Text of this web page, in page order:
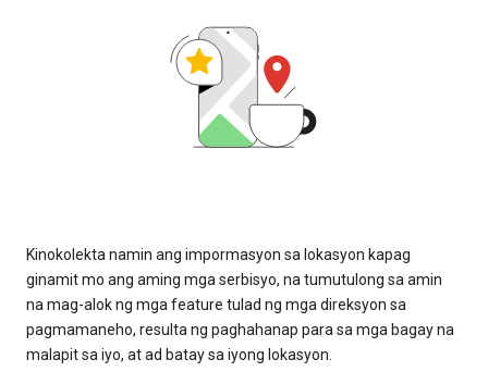
Kinokolekta namin ang impormasyon sa lokasyon kapag
ginamit mo ang aming mga serbisyo, na tumutulong sa amin
na mag-alok ng mga feature tulad ng mga direksyon sa
pagmamaneho, resulta ng paghahanap para sa mga bagay na
malapit sa iyo, at ad batay sa iyong lokasyon.